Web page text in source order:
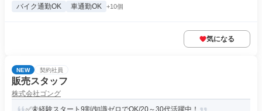
バイク通勤OK 車通勤OK +10個
気になる
NEW 契約社員
販売スタッフ
株式会社ゴング
✅未経験スタート9割/知識ゼロでOK/20～30代活躍中！